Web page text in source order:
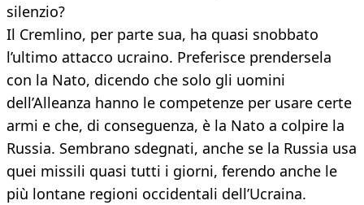
silenzio?
Il Cremlino, per parte sua, ha quasi snobbato
l’ultimo attacco ucraino. Preferisce prendersela
con la Nato, dicendo che solo gli uomini
dell’Alleanza hanno le competenze per usare certe
armi e che, di conseguenza, è la Nato a colpire la
Russia. Sembrano sdegnati, anche se la Russia usa
quei missili quasi tutti i giorni, ferendo anche le
più lontane regioni occidentali dell’Ucraina.